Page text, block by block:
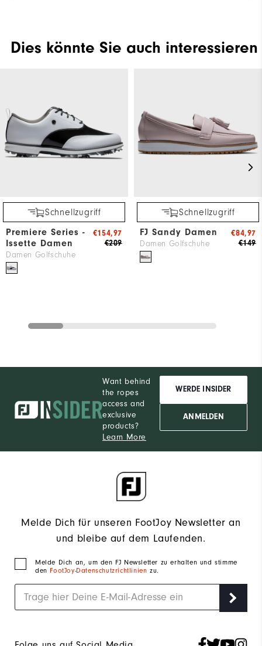
Dies könnte Sie auch interessieren
Schnellzugriff
Premiere Series -
Issette Damen
Damen Golfschuhe
€209
€154,97
Schnellzugriff
FJ Sandy Damen
Damen Golfschuhe €149
€84,97
Want behind
the ropes
access and
exclusive
products?
Learn More
WERDE INSIDER
ANMELDEN
Melde Dich für unseren FootJoy Newsletter an
und bleibe auf dem Laufenden.
Melde Dich an, um den FJ Newsletter zu erhalten und stimme
den FootJoy-Datenschutzrichtlinienzu.